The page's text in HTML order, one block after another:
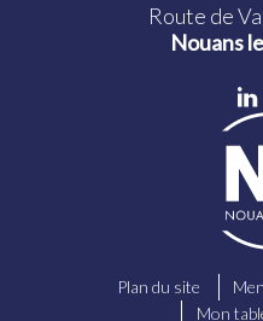
Route de
Nouans
Plan du site
Mon